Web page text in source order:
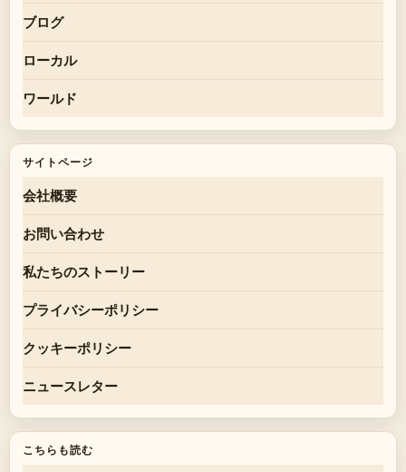
ブログ
ローカル
ワールド
サイトページ
会社概要
お問い合わせ
私たちのストーリー
プライバシーポリシー
クッキーポリシー
ニュースレター
こちらも読む